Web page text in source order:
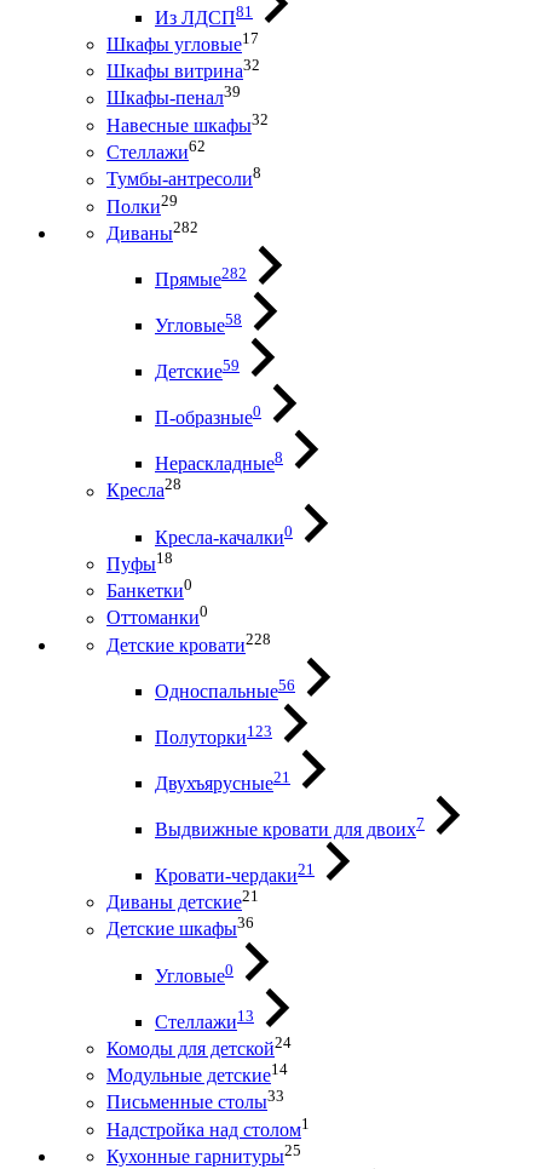
Из ЛДСП81
Шкафы угловые17
Шкафы витрина32
Шкафы-пенал39
Навесные шкафы32
Стеллажи62
Тумбы-антресоли8
Полки29
Диваны282
Прямые282
Угловые58
Детские59
П-образные0
Нераскладные8
Кресла28
Кресла-качалки0
Пуфы18
Банкетки0
Оттоманки0
Детские кровати228
Односпальные56
Полуторки123
Двухъярусные21
Выдвижные кровати для двоих7
Кровати-чердаки21
Диваны детские21
Детские шкафы36
Угловые0
Стеллажи13
Комоды для детской24
Модульные детские14
Письменные столы33
Надстройка над столом1
Кухонные гарнитуры25